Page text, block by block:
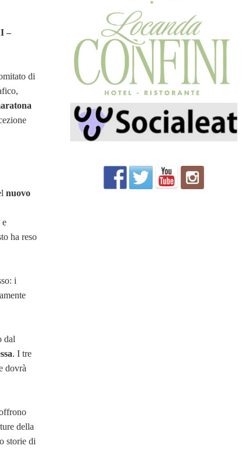
–
di
nuovo
e
ha reso
i
dal
. I tre
dovrà
della
storie di